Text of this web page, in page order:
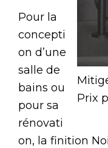
Prix
Pour la
concepti
on d’une
salle de
bains ou
pour sa
rénovati
on, la finition